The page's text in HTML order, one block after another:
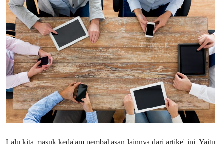
Lalu kita masuk kedalam pembahasan lainnya dari artikel ini. Yaitu